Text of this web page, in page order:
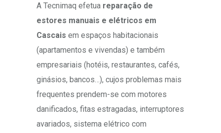
A Tecnimaq efetua reparação de
estores manuais e elétricos em
Cascais em espaços habitacionais
(apartamentos e vivendas) e também
empresariais (hotéis, restaurantes, cafés,
ginásios, bancos…), cujos problemas mais
frequentes prendem-se com motores
danificados, fitas estragadas, interruptores
avariados, sistema elétrico com